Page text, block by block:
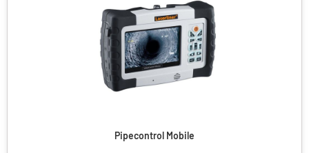
Pipecontrol Mobile